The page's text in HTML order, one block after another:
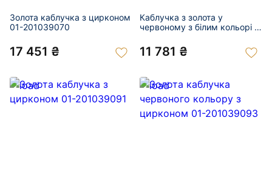
Золота каблучка з цирконом
01-201039070
17 451 ₴
Каблучка з золота у
червоному з білим кольорі з
11 781 ₴